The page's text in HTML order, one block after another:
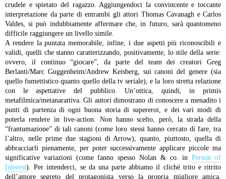
crudele e spietato del ragazzo. Aggiungendoci la convincente e toccante
interpretazione da parte di entrambi gli attori Thomas Cavanagh e Carlos
Valdes, si può indubbiamente affermare che, in futuro, sarà quantomeno
difficile raggiungere un livello simile.
A rendere la puntata memorabile, infine, i due aspetti più riconoscibili e
validi, quelli che stanno caratterizzando, positivamente, lo stile della serie:
ovvero, il continuo “giocare”, da parte del team dei creatori Greg
Berlanti/Marc Guggenheim/Andrew Keisberg, sui canoni del genere (sia
quello fumettistico quanto quello della tv seriale), e la loro stretta relazione
con le aspettative del pubblico. Un’ottica, quindi, in primis
metafilmica/metanarattiva. Gli autori dimostrano di conoscere a menadito i
punti di partenza di ogni buona storia di supereroi, e dei vari modi di
poterla rendere in live-action. Non hanno scelto, però, la strada della
“frantumazione” di tali canoni (come loro stessi hanno cercato di fare, tra
l’altro, nelle prime due stagioni di Arrow), quanto, piuttosto, quella di
abbracciarli pienamente, per poter successivamente applicare piccole ma
significative variazioni (come fanno spesso Nolan & co. inPerson of
Interest). Per intenderci, se da una parte abbiamo il cliché trito e ritrito
dell’amore segreto del protagonista verso la propria migliore amica,